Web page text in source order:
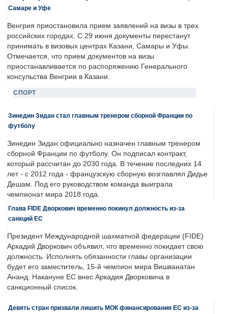
Самаре и Уфе
Венгрия приостановила прием заявлений на визы в трех
российских городах. С 29 июня документы перестанут
принимать в визовых центрах Казани, Самары и Уфы.
Отмечается, что прием документов на визы
приостанавливается по распоряжению Генерального
консульства Венгрии в Казани.
СПОРТ
Зинедин Зидан стал главным тренером сборной Франции по
футболу
Зинедин Зидан официально назначен главным тренером
сборной Франции по футболу. Он подписал контракт,
который рассчитан до 2030 года. В течение последних 14
лет - с 2012 года - французскую сборную возглавлял Дидье
Дешам. Под его руководством команда выиграла
чемпионат мира 2018 года.
Глава FIDE Дворкович временно покинул должность из-за
санкций ЕС
Президент Международной шахматной федерации (FIDE)
Аркадий Дворкович объявил, что временно покидает свою
должность. Исполнять обязанности главы организации
будет его заместитель, 15-й чемпион мира Вишванатан
Ананд. Накануне ЕС внес Аркадия Дворковича в
санкционный список.
Девять стран призвали лишить МОК финансирования ЕС из-за